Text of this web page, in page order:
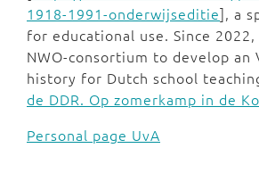
1918-1991-onderwijseditie], a
for educational use. Since 2022,
NWO-consortium to develop an
history for Dutch school
de DDR. Op zomerkamp in de
Personal page UvA